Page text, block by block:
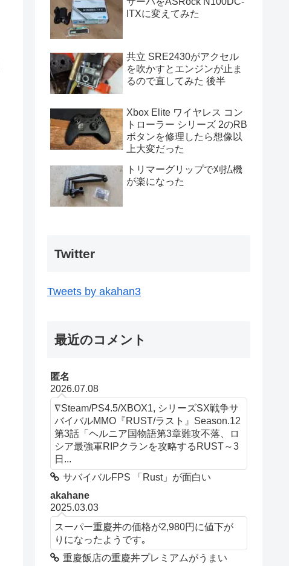
ITXに変えてみた
共立 SRE2430がアクセル
を吹かすとエンジンが止ま
るので直してみた 後半
Xbox Elite ワイヤレス コン
トローラー シリーズ 2のRB
ボタンを修理したら想像以
上大変だった
トリマーグリップで刈払機
が楽になった
Twitter
Tweets by akahan3
最近のコメント
匿名
2026.07.08
∇Steam/PS4.5/XBOX1, シリーズSX戦争サ
バイバルMMO『RUST/ラスト』Season.12
第3話「ヘルニア国物語第3章難攻不落、ロ
シア最強軍RIPクランを攻略するRUST～3
日...
サバイバルFPS 「Rust」が面白い
akahane
2025.03.03
スーパー重慶丼の価格が2,980円に値下が
りになったようです｡
重慶飯店の重慶丼プレミアムがうまい